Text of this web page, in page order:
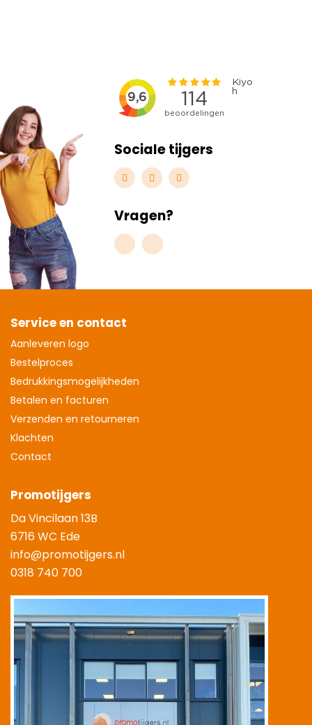
Sociale tijgers
Vragen?
Service en contact
Aanleveren logo
Bestelproces
Bedrukkingsmogelijkheden
Betalen en facturen
Verzenden en retourneren
Klachten
Contact
Promotijgers
Da Vincilaan 13B
6716 WC Ede
info@promotijgers.nl
0318 740 700